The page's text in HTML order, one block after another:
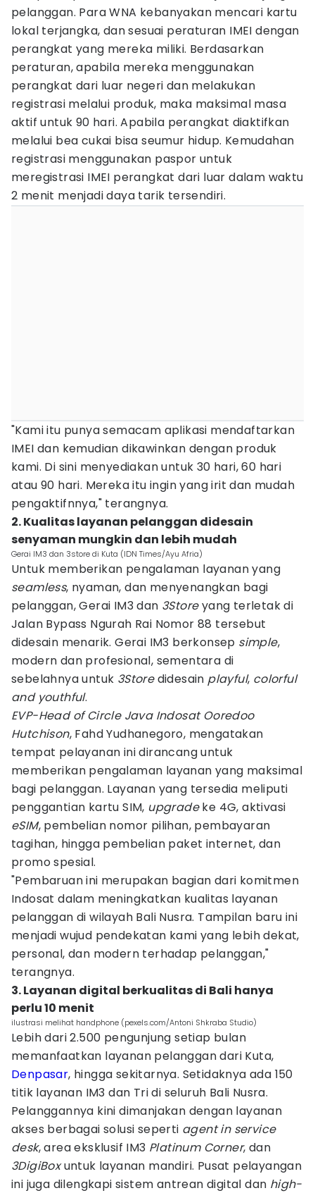
pelanggan. Para WNA kebanyakan mencari kartu
lokal terjangka, dan sesuai peraturan IMEI dengan
perangkat yang mereka miliki. Berdasarkan
peraturan, apabila mereka menggunakan
perangkat dari luar negeri dan melakukan
registrasi melalui produk, maka maksimal masa
aktif untuk 90 hari. Apabila perangkat diaktifkan
melalui bea cukai bisa seumur hidup. Kemudahan
registrasi menggunakan paspor untuk
meregistrasi IMEI perangkat dari luar dalam waktu
2 menit menjadi daya tarik tersendiri.
"Kami itu punya semacam aplikasi mendaftarkan
IMEI dan kemudian dikawinkan dengan produk
kami. Di sini menyediakan untuk 30 hari, 60 hari
atau 90 hari. Mereka itu ingin yang irit dan mudah
pengaktifnnya," terangnya.
2. Kualitas layanan pelanggan didesain
senyaman mungkin dan lebih mudah
Gerai IM3 dan 3store di Kuta (IDN Times/Ayu Afria)
Untuk memberikan pengalaman layanan yang
seamless, nyaman, dan menyenangkan bagi
pelanggan, Gerai IM3 dan 3Storeyang terletak di
Jalan Bypass Ngurah Rai Nomor 88 tersebut
didesain menarik. Gerai IM3 berkonsep simple,
modern dan profesional, sementara di
sebelahnya untuk 3Storedidesain playful, colorful
and youthful.
EVP-Head of Circle Java Indosat Ooredoo
Hutchison, Fahd Yudhanegoro, mengatakan
tempat pelayanan ini dirancang untuk
memberikan pengalaman layanan yang maksimal
bagi pelanggan. Layanan yang tersedia meliputi
penggantian kartu SIM, upgradeke 4G, aktivasi
eSIM, pembelian nomor pilihan, pembayaran
tagihan, hingga pembelian paket internet, dan
promo spesial.
"Pembaruan ini merupakan bagian dari komitmen
Indosat dalam meningkatkan kualitas layanan
pelanggan di wilayah Bali Nusra. Tampilan baru ini
menjadi wujud pendekatan kami yang lebih dekat,
personal, dan modern terhadap pelanggan,"
terangnya.
3. Layanan digital berkualitas di Bali hanya
perlu 10 menit
ilustrasi melihat handphone (pexels.com/Antoni Shkraba Studio)
Lebih dari 2.500 pengunjung setiap bulan
memanfaatkan layanan pelanggan dari Kuta,
Denpasar, hingga sekitarnya. Setidaknya ada 150
titik layanan IM3 dan Tri di seluruh Bali Nusra.
Pelanggannya kini dimanjakan dengan layanan
akses berbagai solusi seperti agent in service
desk, area eksklusif IM3 Platinum Corner, dan
3DigiBoxuntuk layanan mandiri. Pusat pelayangan
ini juga dilengkapi sistem antrean digital dan high-